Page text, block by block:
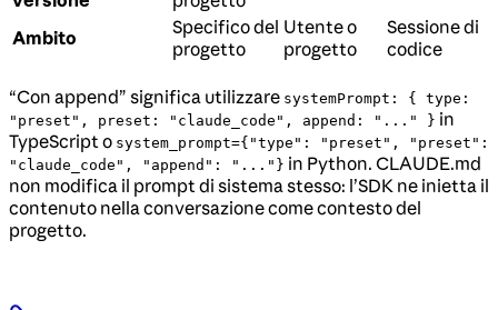
Ambito
Specifico del
progetto
Utente o
progetto
Sessione di
codice
“Con append” significa utilizzare systemPrompt: { type:
"preset", preset: "claude_code", append: "..." } in
TypeScript o system_prompt={"type": "preset", "preset":
"claude_code", "append": "..."} in Python. CLAUDE.md
non modifica il prompt di sistema stesso: l’SDK ne inietta il
contenuto nella conversazione come contesto del
progetto.